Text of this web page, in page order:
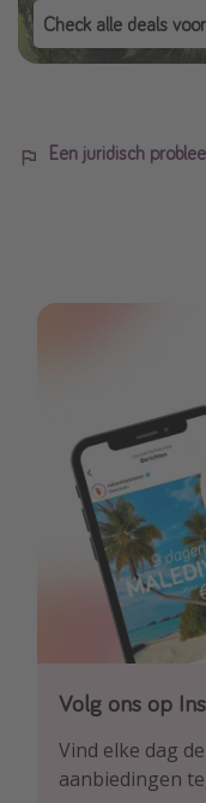
Check alle deals
Een juridisch
Volg ons op
Vind elke dag
aanbiedingen
Volg ons op
Ontdek onze
Volg ons op
Voor de heetste